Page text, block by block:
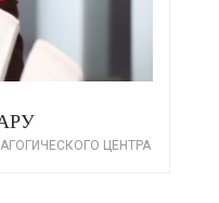
ЦЕНТРА